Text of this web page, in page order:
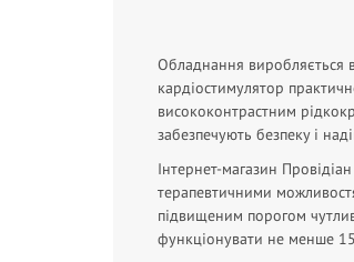
Обладнання виробляється
кардіостимулятор
висококонтрастним
забезпечують безпеку і
Інтернет-магазин
терапевтичними
підвищеним порогом
функціонувати не менше